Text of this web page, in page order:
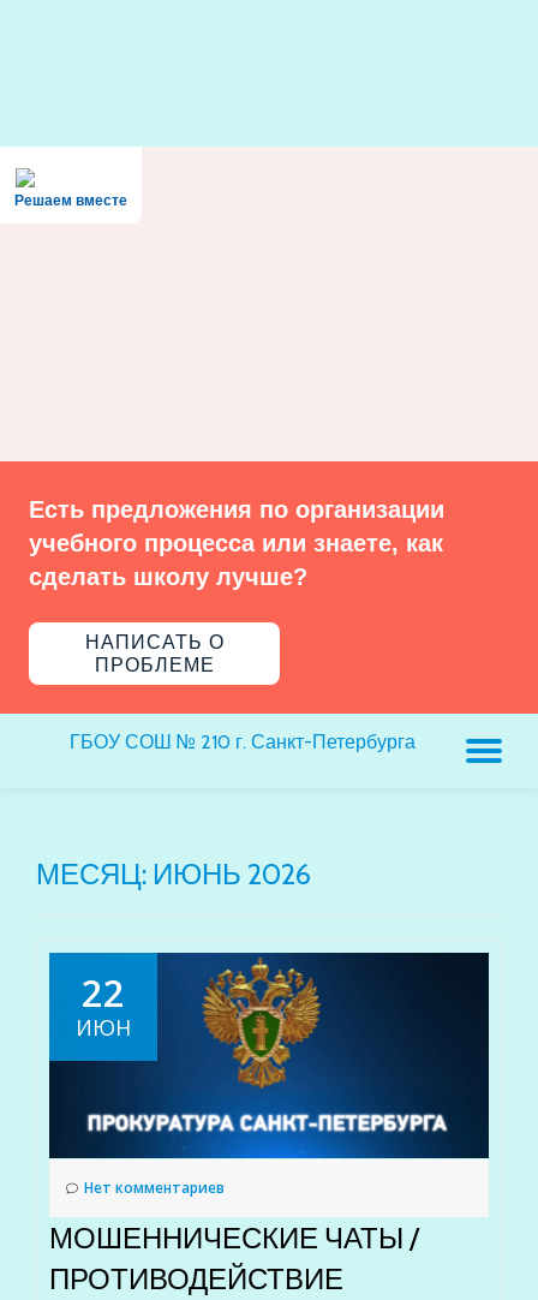
Решаем вместе
Есть предложения по организации
учебного процесса или знаете, как
сделать школу лучше?
НАПИСАТЬ О
ПРОБЛЕМЕ
ГБОУ СОШ № 210 г. Санкт-Петербурга
МЕСЯЦ: ИЮНЬ 2026
22
ИЮН
Нет комментариев
МОШЕННИЧЕСКИЕ ЧАТЫ /
ПРОТИВОДЕЙСТВИЕ